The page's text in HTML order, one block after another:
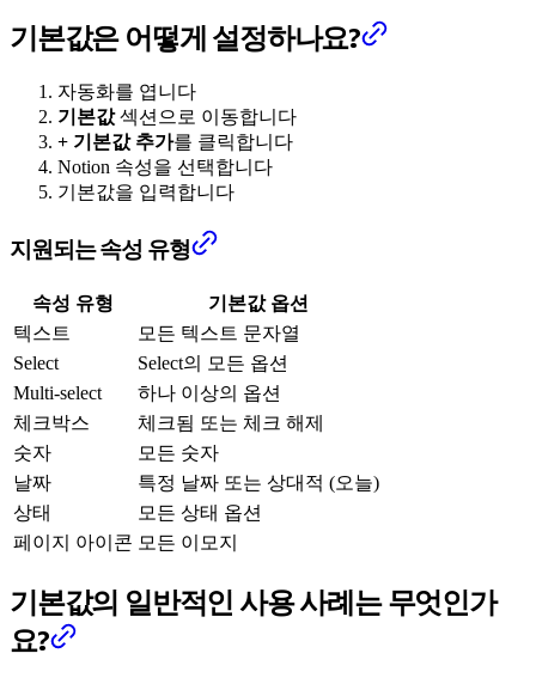
기본값은 어떻게 설정하나요?
자동화를 엽니다
기본값섹션으로 이동합니다
+ 기본값 추가를 클릭합니다
Notion 속성을 선택합니다
기본값을 입력합니다
지원되는 속성 유형
속성 유형
기본값 옵션
텍스트
모든 텍스트 문자열
Select
Select의 모든 옵션
Multi-select
하나 이상의 옵션
체크박스
체크됨 또는 체크 해제
숫자
모든 숫자
날짜
특정 날짜 또는 상대적 (오늘)
상태
모든 상태 옵션
페이지 아이콘 모든 이모지
기본값의 일반적인 사용 사례는 무엇인가
요?